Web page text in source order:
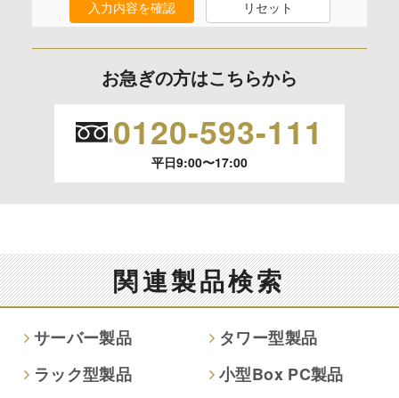
保有個人データの開示等および問合わせ窓口について
の停止、消去および 第三者への提供の停止（「開示等」とい
開示等のご請求は、下記お問い合わせ先窓口へご連絡願いま
情報提供は任意ですが、情報を提供しなかった場合、情報の
項目によってはお問い合わせ等に
ご回答できない場合がございます。
なし
入力内容を確認 リセット
お急ぎの方はこちらから
0120-593-111
平日9:00〜17:00
関連製品検索
サーバー製品
タワー型製品
ラック型製品
小型Box PC製品